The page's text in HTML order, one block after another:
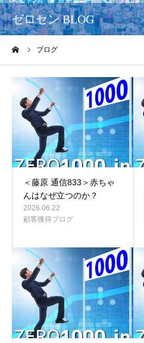
ゼロセン BLOG
ブログ
＜藤原 通信833＞赤ちゃ
んはなぜ立つのか？
2026.06.22
顧客獲得ブログ
会社概要